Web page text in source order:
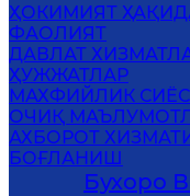
ҲОКИМИЯТ
ФАОЛИЯТ
ДАВЛАТ
ҲУЖЖАТЛАР
МАХФИЙЛИК
ОЧИҚ
АХБОРОТ
БОҒЛАНИШ
Бухоро